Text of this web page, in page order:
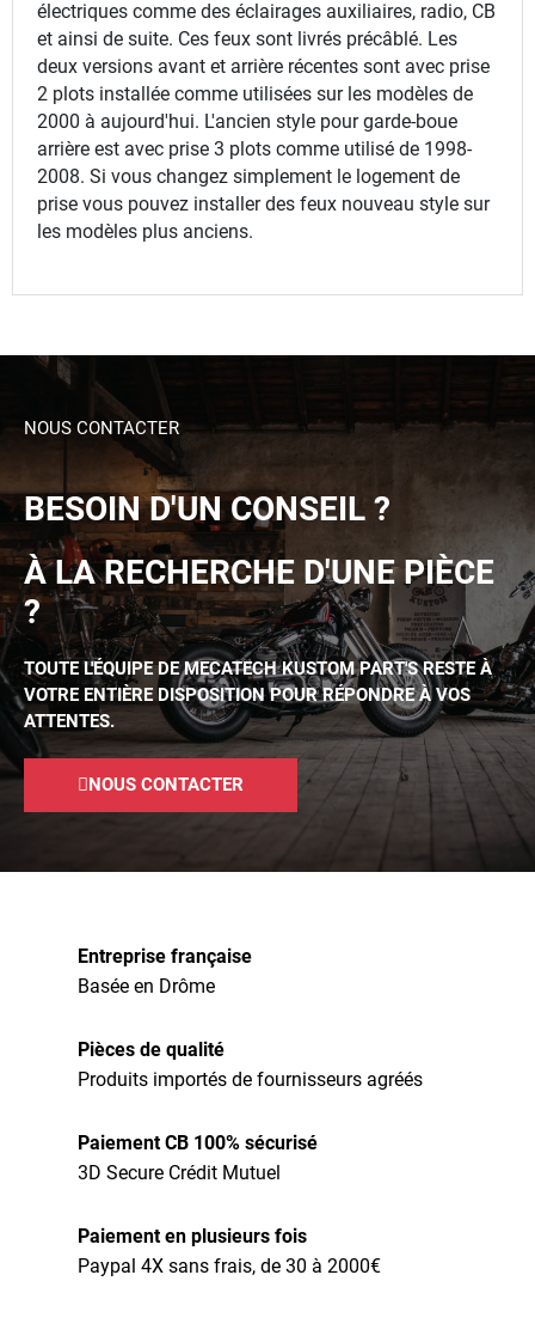
électriques comme des éclairages auxiliaires, radio, CB
et ainsi de suite. Ces feux sont livrés précâblé. Les
deux versions avant et arrière récentes sont avec prise
2 plots installée comme utilisées sur les modèles de
2000 à aujourd'hui. L'ancien style pour garde-boue
arrière est avec prise 3 plots comme utilisé de 1998-
2008. Si vous changez simplement le logement de
prise vous pouvez installer des feux nouveau style sur
les modèles plus anciens.
NOUS CONTACTER
BESOIN D'UN CONSEIL ?
À LA RECHERCHE D'UNE PIÈCE
?
TOUTE L'ÉQUIPE DE MECATECH KUSTOM PART'S RESTE À
VOTRE ENTIÈRE DISPOSITION POUR RÉPONDRE À VOS
ATTENTES.
NOUS CONTACTER
Entreprise française
Basée en Drôme
Pièces de qualité
Produits importés de fournisseurs agréés
Paiement CB 100% sécurisé
3D Secure Crédit Mutuel
Paiement en plusieurs fois
Paypal 4X sans frais, de 30 à 2000€